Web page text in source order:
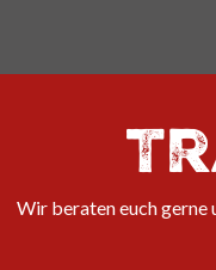
Wir beraten euch gerne